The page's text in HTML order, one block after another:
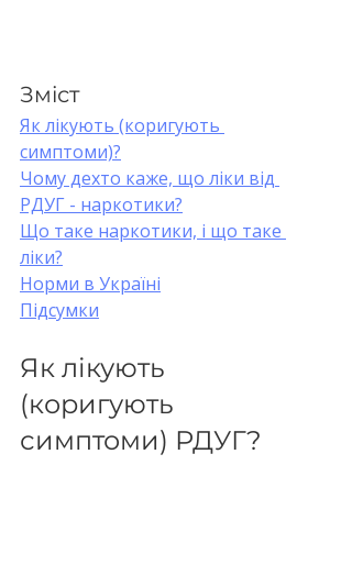
Зміст
Як лікують (коригують
симптоми)?
Чому дехто каже, що ліки від
РДУГ - наркотики?
Що таке наркотики, і що таке
ліки?
Норми в Україні
Підсумки
Як лікують
(коригують
симптоми) РДУГ?